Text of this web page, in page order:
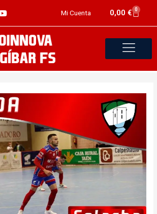
Mi Cuenta 0,00 € 0